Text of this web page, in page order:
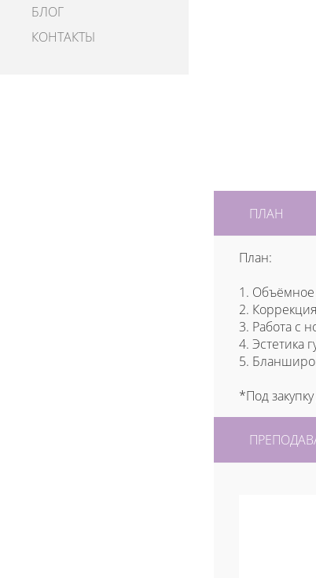
БЛОГ
КОНТАКТЫ
ПЛАН
План:
1.
2.
3. Работа с
4. Эстетика
5.
*Под